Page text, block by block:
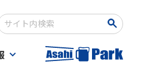
索キーワード入力